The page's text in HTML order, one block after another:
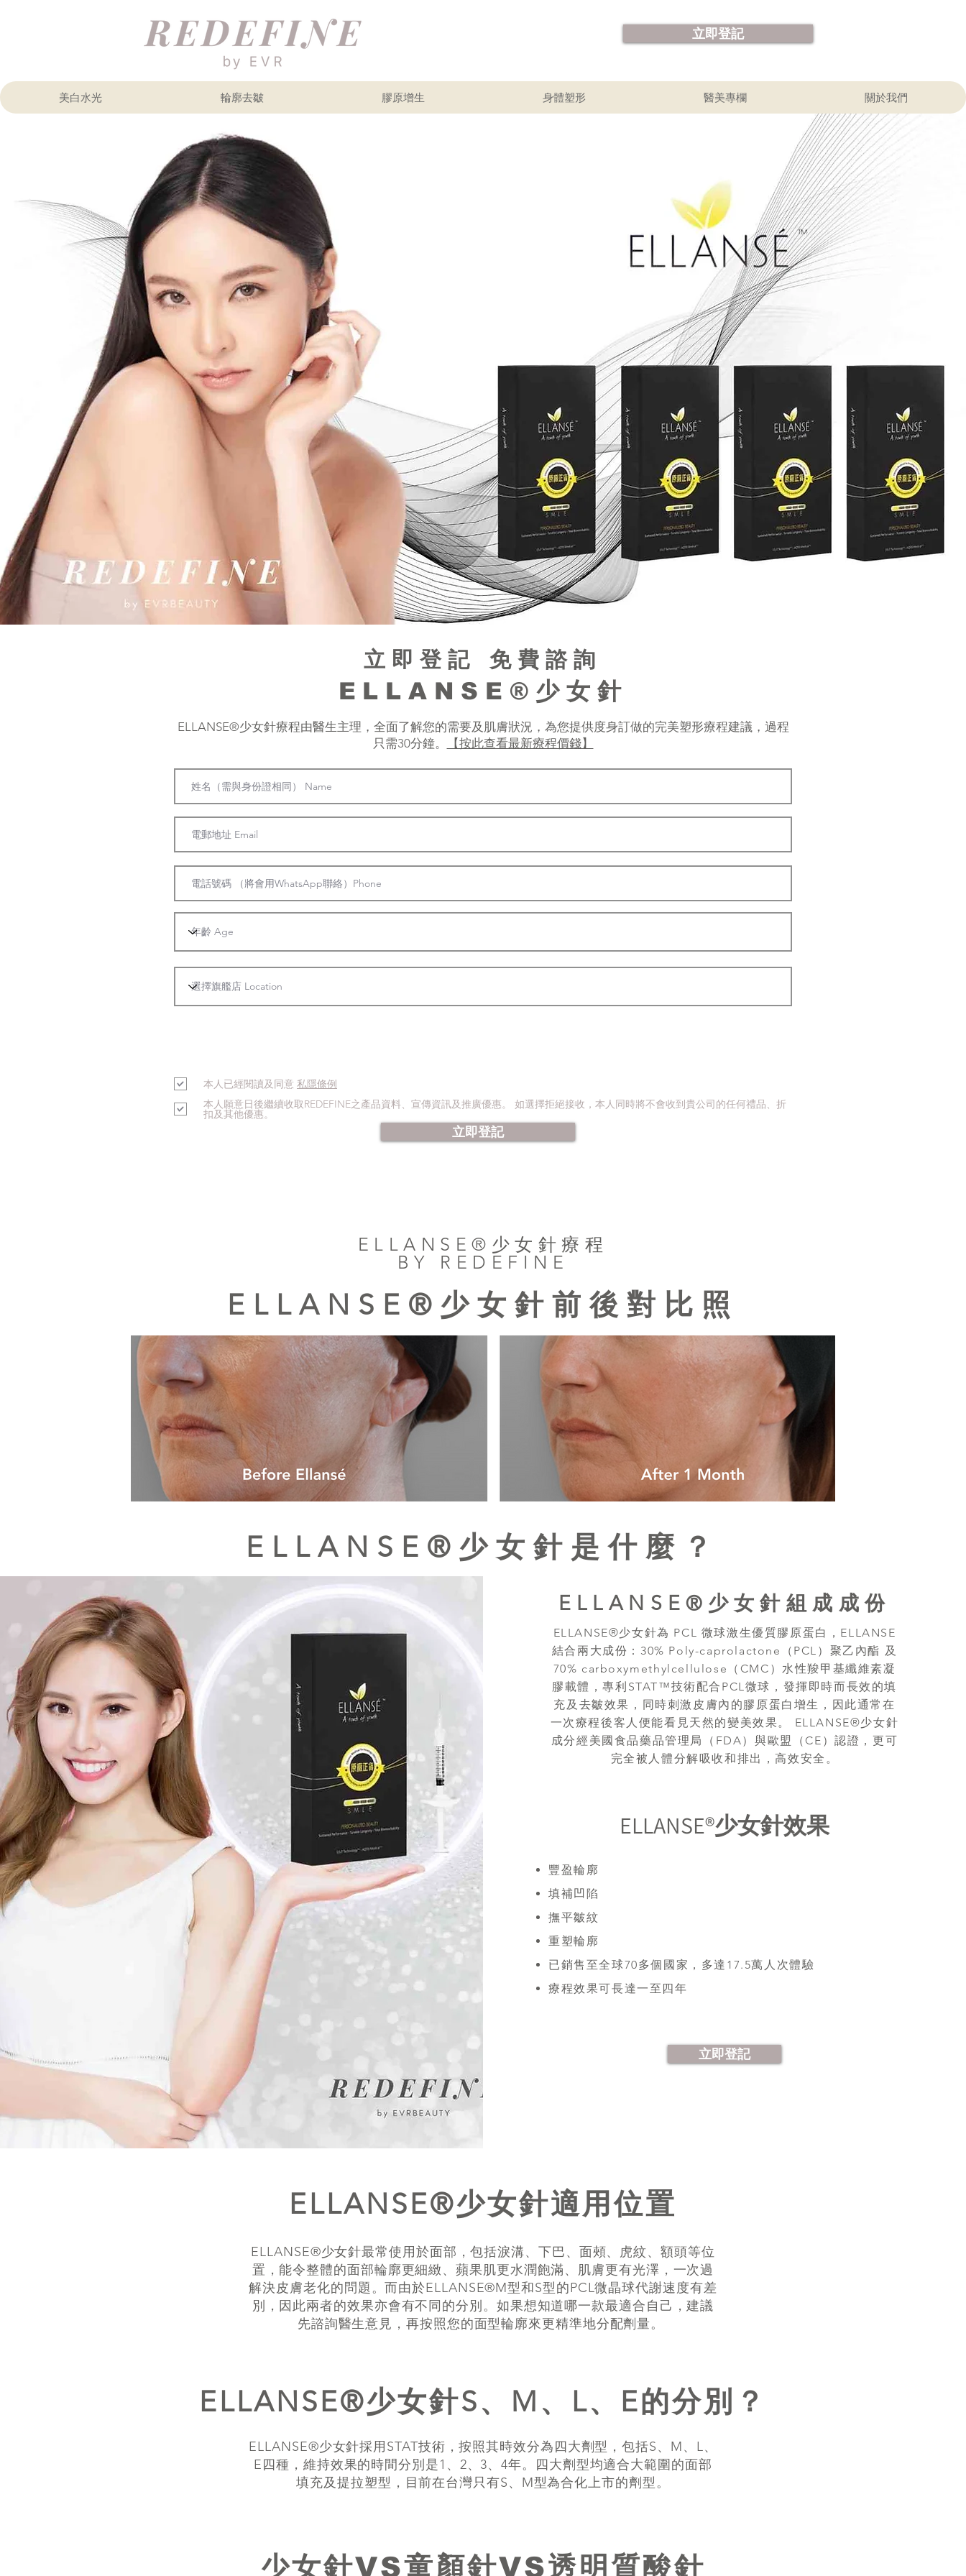
立即登記
美白水光 輪廓去皺 膠原增生 身體塑形 醫美專欄 關於我們
立即登記 免費諮詢
ELLANSE®少女針
ELLANSE®少女針療程由醫生主理，全面了解您的需要及肌膚狀況，為您提供度身訂做的完美塑形療程建議，過程
只需30分鐘。
【按此查看最新療程價錢】
本人已經閱讀及同意 私隱條例
本人願意日後繼續收取REDEFINE之產品資料、宣傳資訊及推廣優惠。 如選擇拒絕接收，本人同時將不會收到貴公司的任何禮品、折
扣及其他優惠。
立即登記
ELLANSE®少女針療程
BY REDEFINE
ELLANSE®少女針前後對比照
ELLANSE®少女針是什麼？
ELLANSE®少女針組成成份
ELLANSE®少女針為 PCL 微球激生優質膠原蛋白，ELLANSE
結合兩大成份：30% Poly-caprolactone（PCL）聚乙內酯 及
70% carboxymethylcellulose（CMC）水性羧甲基纖維素凝
膠載體，專利STAT™技術配合PCL微球，發揮即時而長效的填
充及去皺效果，同時刺激皮膚內的膠原蛋白增生，因此通常在
一次療程後客人便能看見天然的變美效果。 ELLANSE®少女針
成分經美國食品藥品管理局（FDA）與歐盟（CE）認證，更可
完全被人體分解吸收和排出，高效安全。
ELLANSE®少女針效果
豐盈輪廓
填補凹陷
撫平皺紋
重塑輪廓​
已銷售至全球70多個國家，多達17.5萬人次體驗​
療程效果可長達一至四年
立即登記
ELLANSE®少女針適用位置
ELLANSE®少女針最常使用於面部，包括淚溝、下巴、面頰、虎紋、額頭等位
置，能令整體的面部輪廓更細緻、蘋果肌更水潤飽滿、肌膚更有光澤，一次過
解決皮膚老化的問題。而由於ELLANSE®M型和S型的PCL微晶球代謝速度有差
別，因此兩者的效果亦會有不同的分別。如果想知道哪一款最適合自己，建議
先諮詢醫生意見，再按照您的面型輪廓來更精準地分配劑量。
ELLANSE®少女針S、M、L、E的分別？
ELLANSE®少女針採用STAT技術，按照其時效分為四大劑型，包括S、M、L、
E四種，維持效果的時間分別是1、2、3、4年。四大劑型均適合大範圍的面部
填充及提拉塑型，目前在台灣只有S、M型為合化上市的劑型。
少女針VS童顏針VS透明質酸針